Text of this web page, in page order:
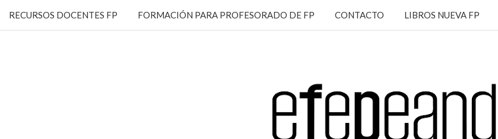
RECURSOS DOCENTES FP FORMACIÓN PARA PROFESORADO DE FP CONTACTO LIBROS NUEVA FP